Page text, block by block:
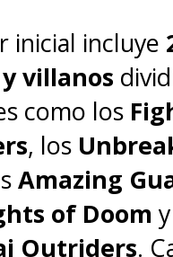
(@disneyplusla)
inicial incluye
villanos
como los
, los
Amazing
of Doom
Outriders.